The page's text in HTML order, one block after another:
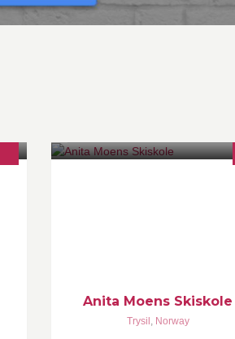
Anita Moens Skiskole
Trysil , Norway